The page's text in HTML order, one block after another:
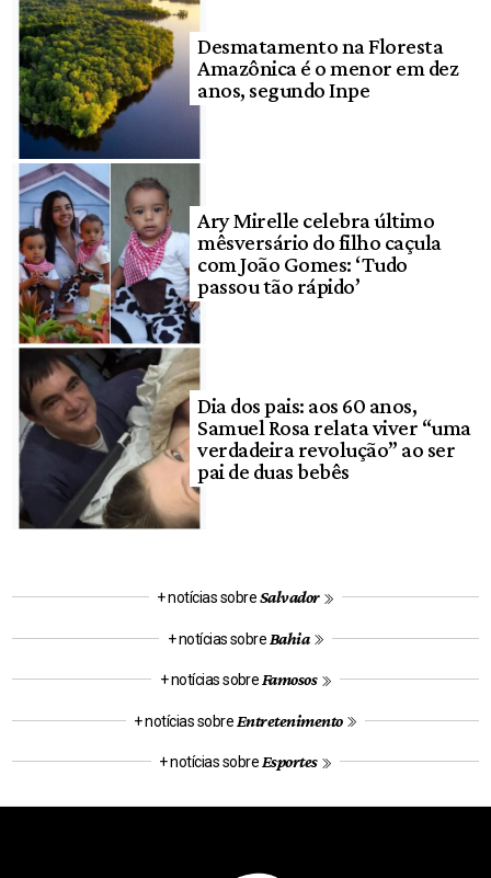
Desmatamento na Floresta
Amazônica é o menor em dez
anos, segundo Inpe
Ary Mirelle celebra último
mêsversário do filho caçula
com João Gomes: ‘Tudo
passou tão rápido’
Dia dos pais: aos 60 anos,
Samuel Rosa relata viver “uma
verdadeira revolução” ao ser
pai de duas bebês
+ notícias sobreSalvador
+ notícias sobre Bahia
+ notícias sobre Famosos
+ notícias sobre Entretenimento
+ notícias sobre Esportes